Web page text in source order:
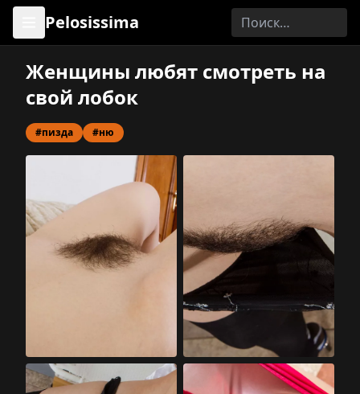
Pelosissima
Женщины любят смотреть на
свой лобок
#пизда #ню